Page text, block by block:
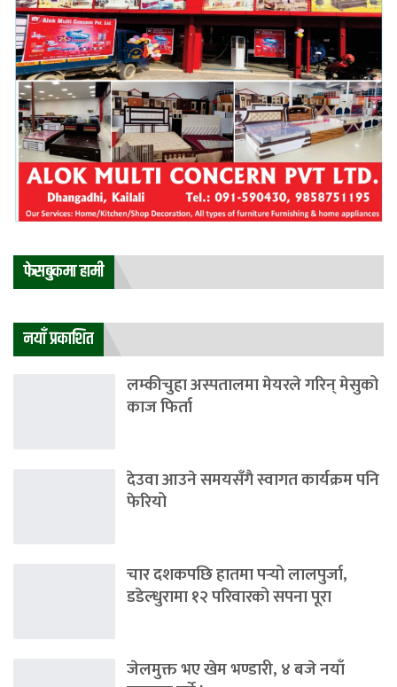
फेसबुकमा हामी
नयाँ प्रकाशित
लम्कीचुहा अस्पतालमा मेयरले गरिन् मेसुको
काज फिर्ता
देउवा आउने समयसँगै स्वागत कार्यक्रम पनि
फेरियो
चार दशकपछि हातमा पर्‍यो लालपुर्जा,
डडेल्धुरामा १२ परिवारको सपना पूरा
जेलमुक्त भए खेम भण्डारी, ४ बजे नयाँ